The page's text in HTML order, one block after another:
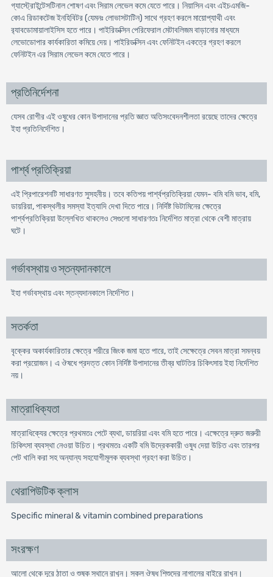
গ্যাস্ট্রোইন্টেসটিনাল শোষণ এবং সিরাম লেভেল কমে যেতে পারে। নিয়াসিন এবং এইচএমজি-
কোএ রিডাকটেজ ইনহিবিটর (যেমনঃ লোভাসটাটিন) সাথে গ্রহণ করলে মায়োপ্যাথী এবং
র‍্যাবডোমায়ালাইসিস হতে পারে। পাইরিডক্সিন পেরিফেরাল মেটাবলিজম বাড়ানোর মাধ্যমে
লেভোডোপার কার্যকারিতা কমিয়ে দেয়। পাইরিডক্সিন এবং ফেনিটইন একত্রে গ্রহণ করলে
ফেনিটইন এর সিরাম লেভেল কমে যেতে পারে।
প্রতিনির্দেশনা
যেসব রোগীর এই ওষুধের কোন উপাদানের প্রতি জ্ঞাত অতিসংবেদনশীলতা রয়েছে তাদের ক্ষেত্রে
ইহা প্রতিনির্দেশিত।
পার্শ্ব প্রতিক্রিয়া
এই প্রিপারেশনটি সাধারণত সুসহনীয়। তবে কতিপয় পার্শ্বপ্রতিক্রিয়া যেমন- বমি বমি ভাব, বমি,
ডায়রিয়া, পাকস্থলীর সমস্যা ইত্যাদি দেখা দিতে পারে। নির্দিষ্ট ভিটামিনের ক্ষেত্রে
পার্শ্বপ্রতিক্রিয়া উল্লেখিত থাকলেও সেগুলো সাধারণতঃ নির্দেশিত মাত্রা থেকে বেশী মাত্রায়
ঘটে।
গর্ভাবস্থায় ও স্তন্যদানকালে
ইহা গর্ভাবস্থায় এবং স্তন্যদানকালে নিৰ্দেশিত।
সতর্কতা
বৃক্কের অকার্যকারিতার ক্ষেত্রে শরীরে জিংক জমা হতে পারে, তাই সেক্ষেত্রে সেবন মাত্রা সমন্বয়
করা প্রয়োজন। এ ঔষধে প্রদত্ত কোন নির্দিষ্ট উপাদানের তীব্র ঘাটতির চিকিৎসায় ইহা নির্দেশিত
নয়।
মাত্রাধিক্যতা
মাত্রাধিক্যের ক্ষেত্রে প্রথমতঃ পেটে ব্যথা, ডায়রিয়া এবং বমি হতে পারে। এক্ষেত্রে দ্রুত জরুরী
চিকিৎসা ব্যবস্থা নেওয়া উচিত। প্রথমতঃ একটি বমি উদ্রেককারী ওষুধ দেয়া উচিত এবং তারপর
পেট খালি করা সহ অন্যান্য সহযোগীমূলক ব্যবস্থা গ্রহণ করা উচিত।
থেরাপিউটিক ক্লাস
Specific mineral & vitamin combined preparations
সংরক্ষণ
আলো থেকে দূরে ঠাতা ও শুষ্ক স্থানে রাখুন। সকল ঔষধ শিশুদের নাগালের বাইরে রাখুন।